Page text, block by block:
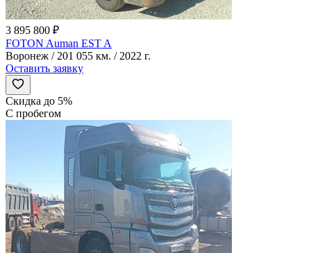
3 895 800 ₽
FOTON Auman EST A
Воронеж / 201 055 км. / 2022 г.
Оставить заявку
Скидка до 5%
С пробегом